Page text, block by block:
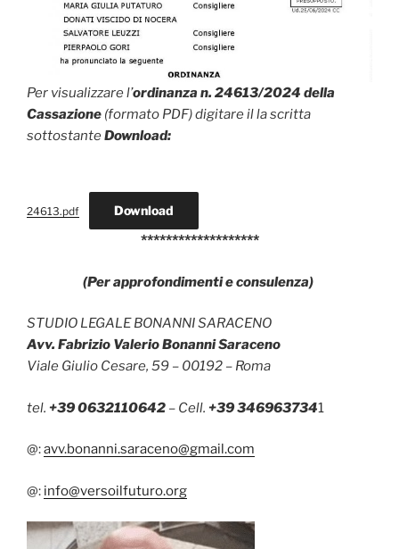
Per visualizzarel’ordinanza n. 24613/2024 della
Cassazione (formato PDF) digitare il la scritta
sottostanteDownload:
24613.pdf Download
*******************
(Per approfondimenti e consulenza)
STUDIO LEGALE BONANNI SARACENO
Avv. Fabrizio Valerio Bonanni Saraceno
Viale Giulio Cesare, 59 – 00192 – Roma
tel. +39 0632110642 – Cell. +39 3469637341
@:avv.bonanni.saraceno@gmail.com
@: info@versoilfuturo.org